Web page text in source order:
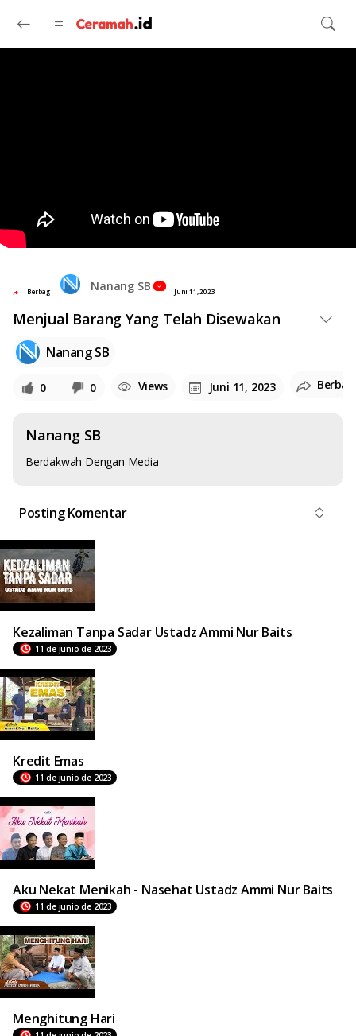
Langsung ke konten utama
Berbagi Nanang SB Juni 11, 2023
Menjual Barang Yang Telah Disewakan
Nanang SB
0 0 Views Juni 11, 2023
Nanang SB
Berdakwah Dengan Media
Posting Komentar
Kezaliman Tanpa Sadar Ustadz Ammi Nur Baits
11 de junio de 2023
Kredit Emas
11 de junio de 2023
Aku Nekat Menikah - Nasehat Ustadz Ammi Nur Baits
11 de junio de 2023
Menghitung Hari